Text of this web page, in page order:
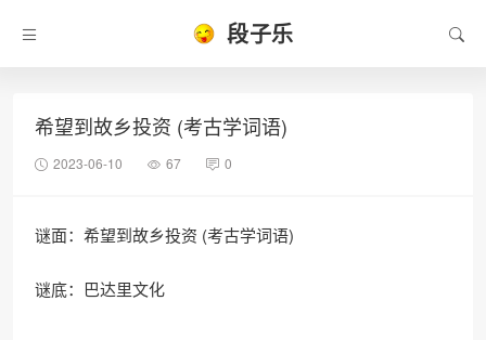
段子乐
希望到故乡投资 (考古学词语)
2023-06-10 67 0
谜面：希望到故乡投资 (考古学词语)
谜底：巴达里文化